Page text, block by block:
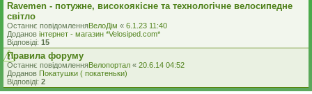
Ravemen - потужне, високоякісне та технологічне велосипедне
світло
Останнє повідомленняВелоДім « 6.1.23 11:40
Доданов iнтернет - магазин *Velosiped.com*
Відповіді: 15
Правила форуму
Останнє повідомленняВелопортал « 20.6.14 04:52
Доданов Покатушки ( покатеньки)
Відповіді: 2